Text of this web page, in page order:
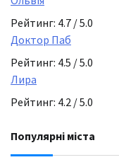
Рейтинг: 4.7 / 5.0
Доктор Паб
Рейтинг: 4.5 / 5.0
Лира
Рейтинг: 4.2 / 5.0
Популярні міста